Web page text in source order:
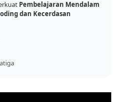
Pembelajaran Mendalam
dan Kecerdasan